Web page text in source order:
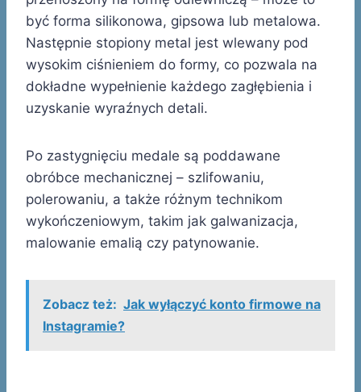
być forma silikonowa, gipsowa lub metalowa.
Następnie stopiony metal jest wlewany pod
wysokim ciśnieniem do formy, co pozwala na
dokładne wypełnienie każdego zagłębienia i
uzyskanie wyraźnych detali.
Po zastygnięciu medale są poddawane
obróbce mechanicznej – szlifowaniu,
polerowaniu, a także różnym technikom
wykończeniowym, takim jak galwanizacja,
malowanie emalią czy patynowanie.
Zobacz też: Jak wyłączyć konto firmowe na
Instagramie?